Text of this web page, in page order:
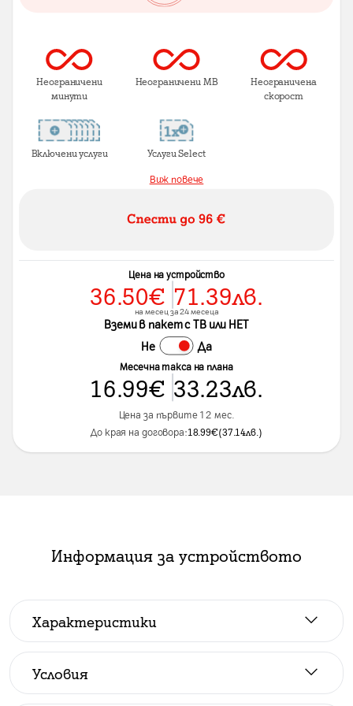
Неограничени
минути
Неограничени MB Неограничена
скорост
Включени услуги Услуги Select
Виж повече
Цена на устройство
36.50€ 71.39лв.
на месец за 24 месеца
Вземи в пакет с ТВ или НЕТ
Не Да
Месечна такса на плана
16.99€ 33.23лв.
Цена за първите 12 мес.
До края на договора:18.99€(37.14лв.)
Информация за устройството
Характеристики
RAM:12GB
Производител
Размер на дисплея:6,3" (16,00 см)
Условия